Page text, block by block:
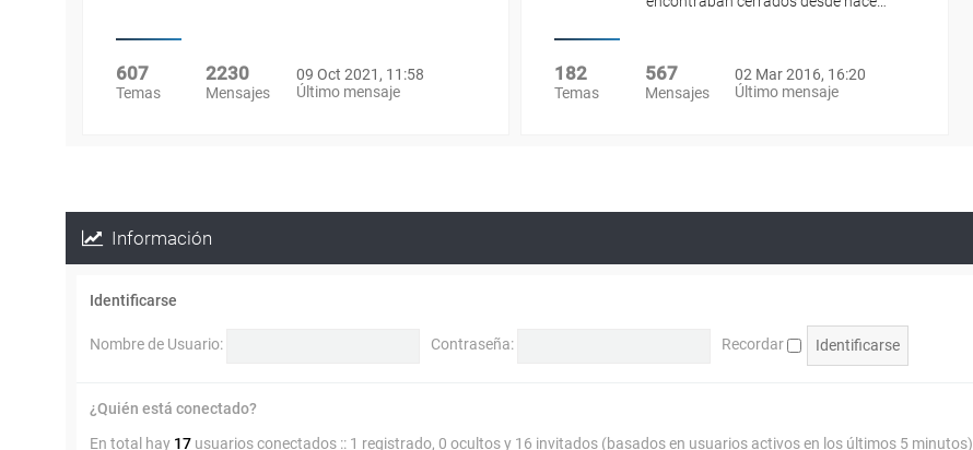
607
Temas
2230
Mensajes
09 Oct 2021, 11:58
Último mensaje
182
Temas
567
Mensajes
02 Mar 2016, 16:20
Último mensaje
Información
Identificarse
Nombre de Usuario: Contraseña: Recordar
¿Quién está conectado?
En total hay 17 usuarios conectados :: 1 registrado, 0 ocultos y 16 invitados (basados en usuarios activos en los últimos 5 minutos)